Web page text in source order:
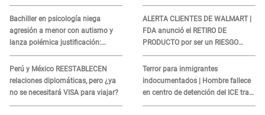
Bachiller en psicología niega
agresión a menor con autismo y
lanza polémica justificación:
"Defenderme ante..."
Perú y México REESTABLECEN
relaciones diplomáticas, pero ¿ya
no se necesitará VISA para viajar?
ALERTA CLIENTES DE WALMART |
FDA anunció el RETIRO DE
PRODUCTO por ser un RIESGO
MORTAL para consumidores: ¿Cuál
es?
Terror para inmigrantes
indocumentados | Hombre fallece
en centro de detención del ICE tras
sufrir una "emergencia médica"